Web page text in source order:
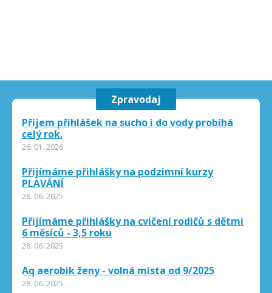
Zpravodaj
Příjem přihlášek na sucho i do vody probíhá
celý rok.
26. 01. 2026
Přijímáme přihlášky na podzimní kurzy
PLAVÁNÍ
28. 06. 2025
Přijímáme přihlášky na cvičení rodičů s dětmi
6 měsíců - 3,5 roku
28. 06. 2025
Aq aerobik ženy - volná místa od 9/2025
28. 06. 2025